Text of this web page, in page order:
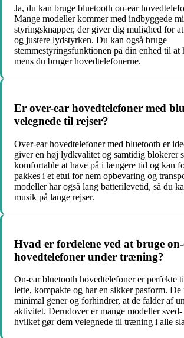
Ja, du kan bruge bluetooth on-ear
Mange modeller kommer med indbyggede
styringsknapper, der giver dig mulighed for
og justere lydstyrken. Du kan også bruge
stemmestyringsfunktionen på din enhed til at
mens du bruger hovedtelefonerne.
Er over-ear hovedtelefoner med
velegnede til rejser?
Over-ear hovedtelefoner med bluetooth er
giver en høj lydkvalitet og samtidig blokerer
komfortable at have på i længere tid og kan
pakkes i et etui for nem opbevaring og
modeller har også lang batterilevetid, så du
musik på lange rejser.
Hvad er fordelene ved at bruge
hovedtelefoner under træning?
On-ear bluetooth hovedtelefoner er perfekte
lette, kompakte og har en sikker pasform. De
minimal gener og forhindrer, at de falder af
aktivitet. Derudover er mange modeller
hvilket gør dem velegnede til træning i alle